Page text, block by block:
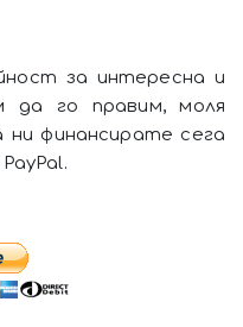
за интересна и
да го правим, моля
финансирате сега